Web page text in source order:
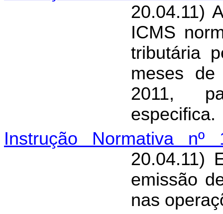
20.04.11)
ICMS
tributária
meses
2011,
especifica.
Instrução Normativa nº
20.04.11)
emissão
nas